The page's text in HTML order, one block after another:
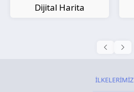
Dijital Kitap
İLKELERİMİZ